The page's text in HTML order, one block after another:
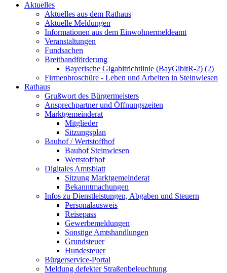
Aktuelles
Aktuelles aus dem Rathaus
Aktuelle Meldungen
Informationen aus dem Einwohnermeldeamt
Veranstaltungen
Fundsachen
Breitbandförderung
Bayerische Gigabitrichtlinie (BayGibitR-2) (2)
Firmenbroschüre - Leben und Arbeiten in Steinwiesen
Rathaus
Grußwort des Bürgermeisters
Ansprechpartner und Öffnungszeiten
Marktgemeinderat
Mitglieder
Sitzungsplan
Bauhof / Wertstoffhof
Bauhof Steinwiesen
Wertstoffhof
Digitales Amtsblatt
Sitzung Marktgemeinderat
Bekanntmachungen
Infos zu Dienstleistungen, Abgaben und Steuern
Personalausweis
Reisepass
Gewerbemeldungen
Sonstige Amtshandlungen
Grundsteuer
Hundesteuer
Bürgerservice-Portal
Meldung defekter Straßenbeleuchtung